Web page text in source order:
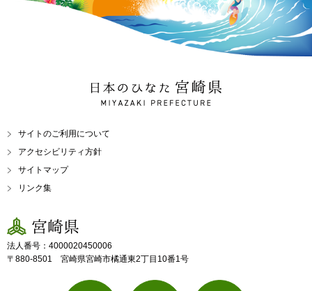
日本のひなた 宮崎県
MIYAZAKI PREFECTURE
サイトのご利用について
アクセシビリティ方針
サイトマップ
リンク集
宮崎県
法人番号：4000020450006
〒880-8501 宮崎県宮崎市橘通東2丁目10番1号